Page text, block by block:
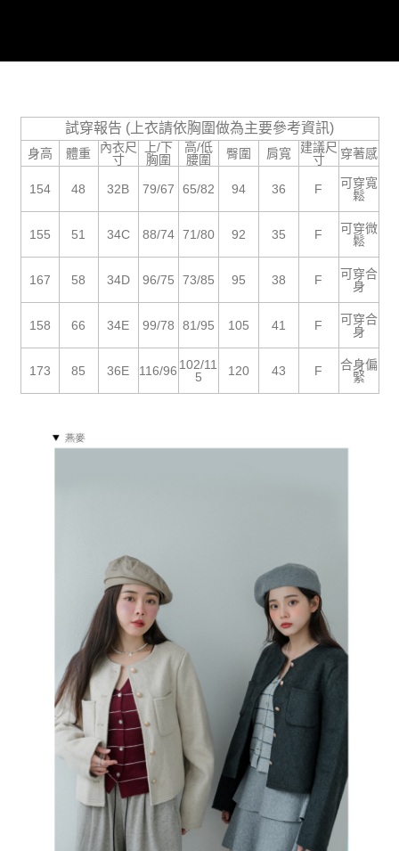
試穿報告 (上衣請依胸圍做為主要參考資訊)
身高 體重
內衣尺
寸
上/下
胸圍
高/低
腰圍
臀圍 肩寬
建議尺
寸
穿著感
154 48 32B 79/67 65/82 94 36 F
可穿寬
鬆
155 51 34C 88/74 71/80 92 35 F
可穿微
鬆
167 58 34D 96/75 73/85 95 38 F
可穿合
身
158 66 34E 99/78 81/95 105 41 F
可穿合
身
173 85 36E 116/96 102/11
5
120 43 F
合身偏
緊